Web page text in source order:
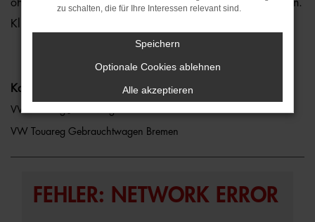
ohne für den Autokauf Ihre eigenen vier Wände zu verlassen.
Klingt gut? Dann kontaktieren Sie uns noch heute.
Kategorie
VW Touareg Jahreswagen Bremen
VW Touareg Gebrauchtwagen Bremen
FEHLER: NETWORK ERROR
zu schalten, die für Ihre Interessen relevant sind.
Speichern
Optionale Cookies ablehnen
Alle akzeptieren